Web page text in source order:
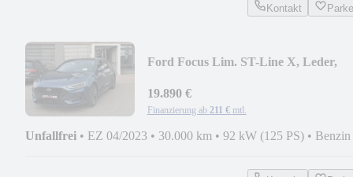
Kontakt
Ford Focus Lim. ST-Line X, Leder,
19.890 €
Finanzierung ab 211 € mtl.
Unfallfrei • EZ 04/2023 • 30.000 km • 92 kW (125 PS) • Benzin